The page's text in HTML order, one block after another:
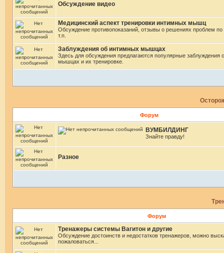
Обсуждение видео
Медицинский аспект тренировки интимных мышц
Обсуждение противопоказаний, отзывы о решениях проблем по
т.п.
Заблуждения об интимных мышцах
Здесь для обсуждения предлагаются популярные заблуждения
мышцах и их тренировке.
Форум
ВУМБИЛДИНГ
Знайте правду!
Разное
Форум
Тренажеры системы Вагитон и другие
Обсуждение достоинств и недостатков тренажеров, можно
пожаловаться...